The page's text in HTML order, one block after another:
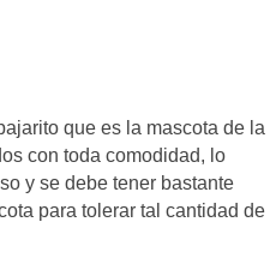
que es la mascota de la
con toda comodidad, lo
y se debe tener bastante
para tolerar tal cantidad de